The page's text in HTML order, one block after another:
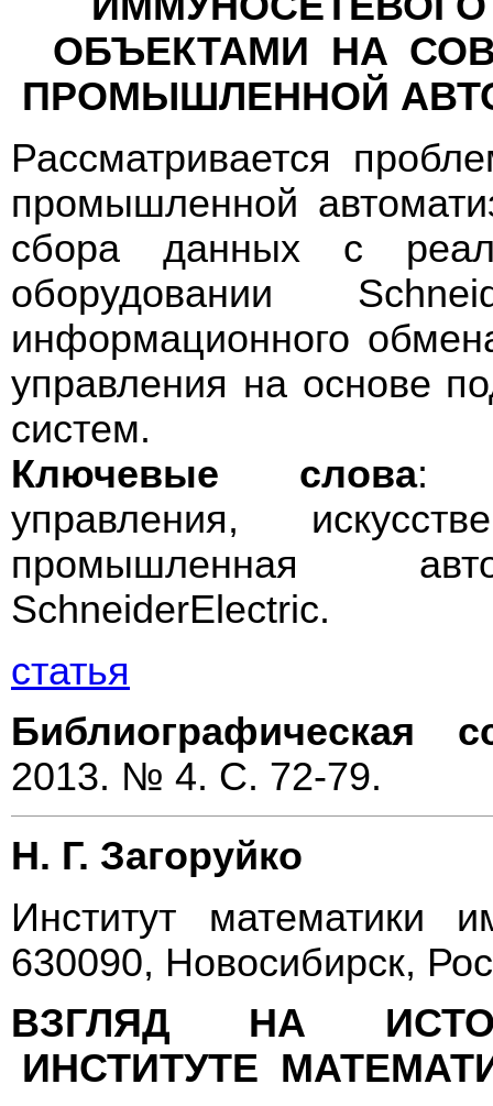
ОБЪЕКТАМИ НА
ПРОМЫШЛЕННОЙ
Рассматривается
промышленной
сбора данных с
оборудовании
информационного
управления на основе
систем.
Ключевые слова:
управления,
промышленная
SсhneiderElectric.
статья
Библиографическая
2013. № 4. С. 72-79.
Н. Г. Загоруйко
Институт
630090, Новосибирск,
ВЗГЛЯД НА
ИНСТИТУТЕ